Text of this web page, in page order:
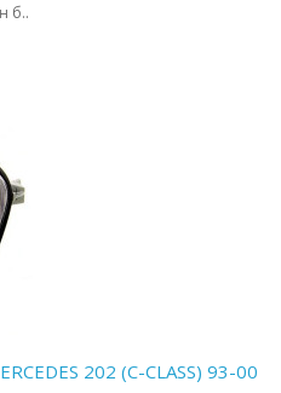
б..
202 (C-CLASS) 93-00